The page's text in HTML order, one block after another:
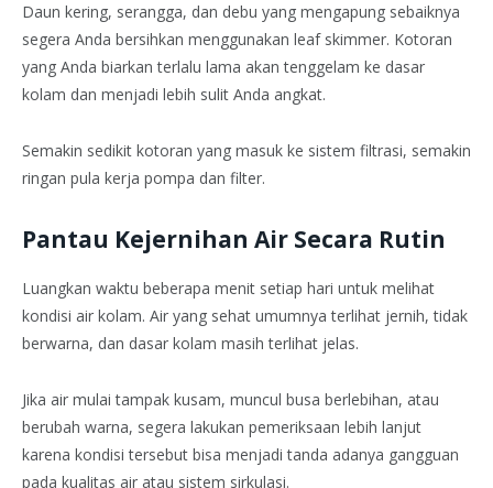
Daun kering, serangga, dan debu yang mengapung sebaiknya
segera Anda bersihkan menggunakan leaf skimmer. Kotoran
yang Anda biarkan terlalu lama akan tenggelam ke dasar
kolam dan menjadi lebih sulit Anda angkat.
Semakin sedikit kotoran yang masuk ke sistem filtrasi, semakin
ringan pula kerja pompa dan filter.
Pantau Kejernihan Air Secara Rutin
Luangkan waktu beberapa menit setiap hari untuk melihat
kondisi air kolam. Air yang sehat umumnya terlihat jernih, tidak
berwarna, dan dasar kolam masih terlihat jelas.
Jika air mulai tampak kusam, muncul busa berlebihan, atau
berubah warna, segera lakukan pemeriksaan lebih lanjut
karena kondisi tersebut bisa menjadi tanda adanya gangguan
pada kualitas air atau sistem sirkulasi.